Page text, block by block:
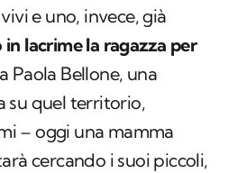
e uno, invece, già
lacrime la ragazza per
Paola Bellone, una
su quel territorio,
– oggi una mamma
cercando i suoi piccoli,